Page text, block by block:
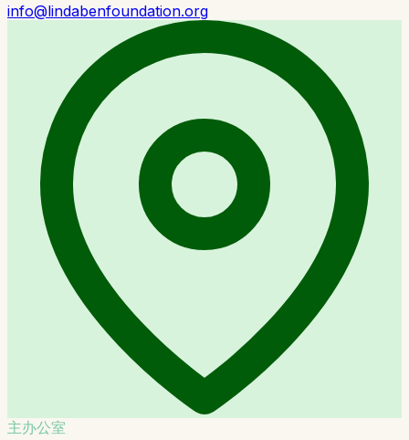
info@lindabenfoundation.org
主办公室